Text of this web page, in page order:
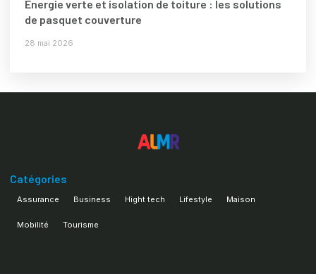
Énergie verte et isolation de toiture : les solutions
de pasquet couverture
28 mai 2026
Catégories
Assurance Business Hight tech Lifestyle Maison
Mobilité Tourisme